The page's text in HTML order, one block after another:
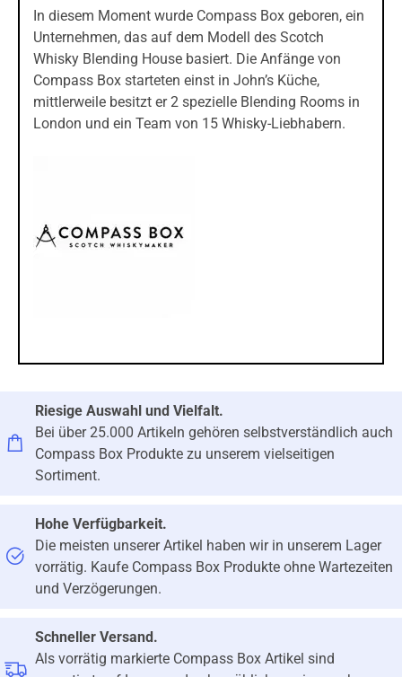
In diesem Moment wurde Compass Box geboren, ein
Unternehmen, das auf dem Modell des Scotch
Whisky Blending House basiert. Die Anfänge von
Compass Box starteten einst in John’s Küche,
mittlerweile besitzt er 2 spezielle Blending Rooms in
London und ein Team von 15 Whisky-Liebhabern.
Riesige Auswahl und Vielfalt.
Bei über 25.000 Artikeln gehören selbstverständlich auch
Compass Box Produkte zu unserem vielseitigen
Sortiment.
Hohe Verfügbarkeit.
Die meisten unserer Artikel haben wir in unserem Lager
vorrätig. Kaufe Compass Box Produkte ohne Wartezeiten
und Verzögerungen.
Schneller Versand.
Als vorrätig markierte Compass Box Artikel sind